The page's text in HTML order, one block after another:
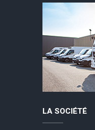
LA SOCIÉTÉ